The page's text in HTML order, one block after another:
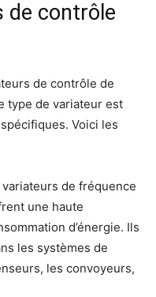
de contrôle
de contrôle de
type de variateur est
Voici les
variateurs de fréquence
une haute
d’énergie. Ils
les systèmes de
les convoyeurs,